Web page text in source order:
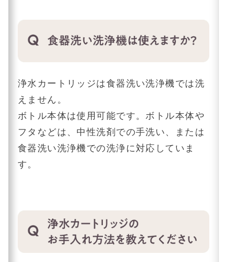
浄水カートリッジは食器洗い洗浄機では洗
えません。
ボトル本体は使用可能です。ボトル本体や
フタなどは、中性洗剤での手洗い、または
食器洗い洗浄機での洗浄に対応していま
す。